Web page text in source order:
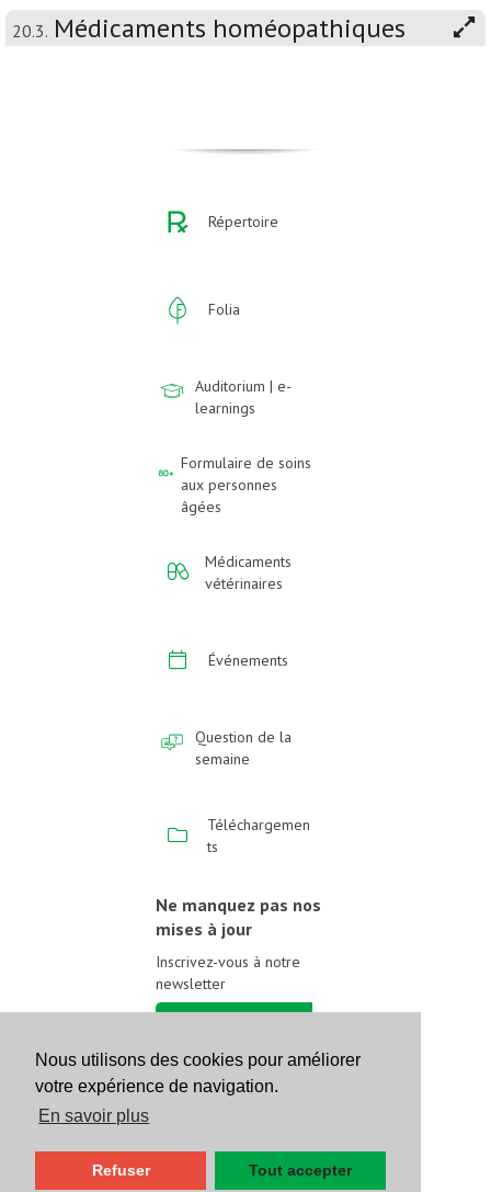
Nous utilisons des cookies pour améliorer
votre expérience de navigation.
En savoir plus
Refuser Tout accepter
20.3. Médicaments homéopathiques
Répertoire
Folia
Auditorium | e-
learnings
Formulaire de soins
aux personnes
âgées
Médicaments
vétérinaires
Événements
Question de la
semaine
Téléchargemen
ts
Ne manquez pas nos
mises à jour
Inscrivez-vous à notre
newsletter
Suivez-nous sur les